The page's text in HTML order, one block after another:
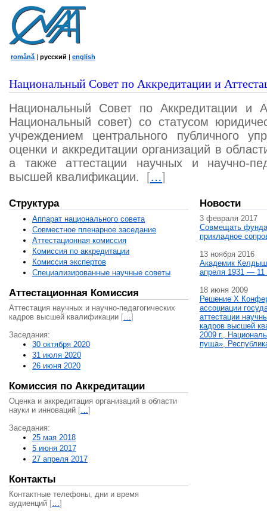
română | русский | english
Национальный Совет по Аккредитации и
Национальный Совет по Аккредитации и
Национальный совет) со статусом
учреждением центрального публичного
оценки и аккредитации организаций в
а также аттестации научных и научно-
высшей квалификации.
[…]
Структура
Аппарат национального совета
Совместное пленарное заседание
Аттестационная комисcия
Комиссия по аккредитации
Комиссия экспертов
Специализированные научные советы
Аттестационная Комиссия
Аттестация научных и научно-педагогических
кадров высшей квалификации […]
Заседания:
30 октября 2020
31 июля 2020
26 июня 2020
Комиссия по Аккредитации
Оценка и аккредитация организаций в области
науки и инноваций […]
Заседания:
25 мая 2018
5 июня 2017
27 апреля 2017
Контакты
Контактные телефоны, дни и время
аудиенций […]
Новости
3 февраля 2017
Совмещать
прикладное
13 ноября 2016
Академик
апреля 1931 — 11
18 июня 2009
Решение X
ассоциации
аттестации
кадров высшей
2009 г.,
пуща»,